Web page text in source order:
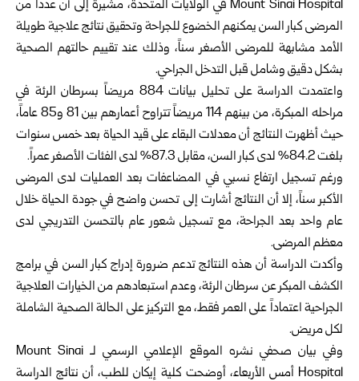
Mount Sinai Hospital في الولايات المتحدة، مشيرةً إلى أن عدداً من
المرضى كبار السن يمكنهم الخضوع للجراحة وتحقيق نتائج علاجية طويلة
الأمد مشابهة للمرضى الأصغر سناً، وذلك عند تقييم حالتهم الصحية
بشكل دقيق وشامل قبل التدخل الجراحي.
واعتمدت الدراسة على تحليل بيانات 884 مريضاً بسرطان الرئة في
مراحله المبكرة، من بينهم 114 مريضاً تتراوح أعمارهم بين 81 و85 عاماً،
حيث أظهرت النتائج أن معدلات البقاء على قيد الحياة بعد خمس سنوات
بلغت 84.2% لدى كبار السن، مقابل 87.3% لدى الفئات الأصغر عمراً.
ورغم تسجيل ارتفاع نسبي في المضاعفات بعد العمليات لدى المرضى
الأكبر سناً، إلا أن النتائج أشارت إلى تحسن واضح في جودة الحياة خلال
عام واحد بعد الجراحة، مع تسجيل شعور عام بالتحسن التدريجي لدى
معظم المرضى.
وأكدت الدراسة أن هذه النتائج تدعم ضرورة إدراج كبار السن في برامج
الكشف المبكر عن سرطان الرئة، وعدم استبعادهم من الخيارات العلاجية
الجراحية اعتماداً على العمر فقط، مع التركيز على الحالة الصحية الشاملة
لكل مريض.
وفي بيان صحفي نشره الموقع الإعلامي الرسمي لـ Mount Sinai
Hospital أمس الأربعاء، أوضحت كلية إيكان للطب، أن نتائج الدراسة